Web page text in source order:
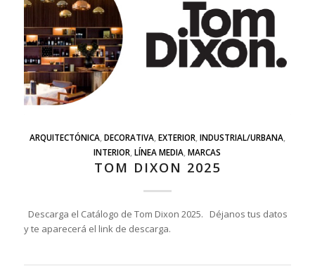
ARQUITECTÓNICA, DECORATIVA, EXTERIOR INDUSTRIAL/URBANA,
INTERIOR ,LÍNEA MEDIA ,MARCAS
TOM DIXON 2025
Descarga el Catálogo de Tom Dixon 2025. Déjanos tus datos
y te aparecerá el link de descarga.